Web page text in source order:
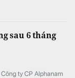
sau 6 tháng
ty CP Alphanam